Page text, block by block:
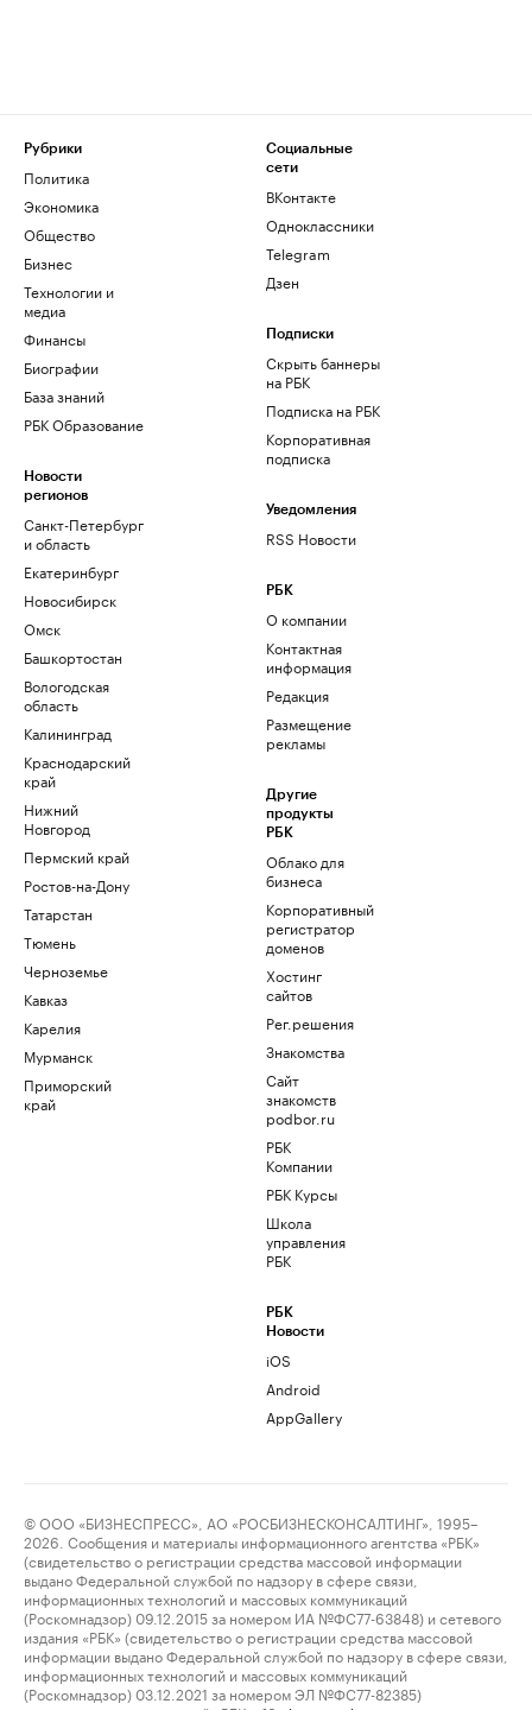
Рубрики
Политика
Экономика
Общество
Бизнес
Технологии и
медиа
Финансы
Биографии
База знаний
РБК Образование
Новости
регионов
Санкт-Петербург
и область
Екатеринбург
Новосибирск
Омск
Башкортостан
Вологодская
область
Калининград
Краснодарский
край
Нижний
Новгород
Пермский край
Ростов-на-Дону
Татарстан
Тюмень
Черноземье
Кавказ
Карелия
Мурманск
Приморский
край
Социальные
сети
ВКонтакте
Одноклассники
Telegram
Дзен
Подписки
Скрыть баннеры
на РБК
Подписка на РБК
Корпоративная
подписка
Уведомления
RSS Новости
РБК
О компании
Контактная
информация
Редакция
Размещение
рекламы
Другие
продукты
РБК
Облако для
бизнеса
Корпоративный
регистратор
доменов
Хостинг
сайтов
Рег.решения
Знакомства
Сайт
знакомств
podbor.ru
РБК
Компании
РБК Курсы
Школа
управления
РБК
РБК
Новости
iOS
Android
AppGallery
© ООО «БИЗНЕСПРЕСС», АО «РОСБИЗНЕСКОНСАЛТИНГ», 1995–
2026. Сообщения и материалы информационного агентства «РБК»
(свидетельство о регистрации средства массовой информации
выдано Федеральной службой по надзору в сфере связи,
информационных технологий и массовых коммуникаций
(Роскомнадзор) 09.12.2015 за номером ИА №ФС77-63848) и сетевого
издания «РБК» (свидетельство о регистрации средства массовой
информации выдано Федеральной службой по надзору в сфере связи,
информационных технологий и массовых коммуникаций
(Роскомнадзор) 03.12.2021 за номером ЭЛ №ФС77-82385)